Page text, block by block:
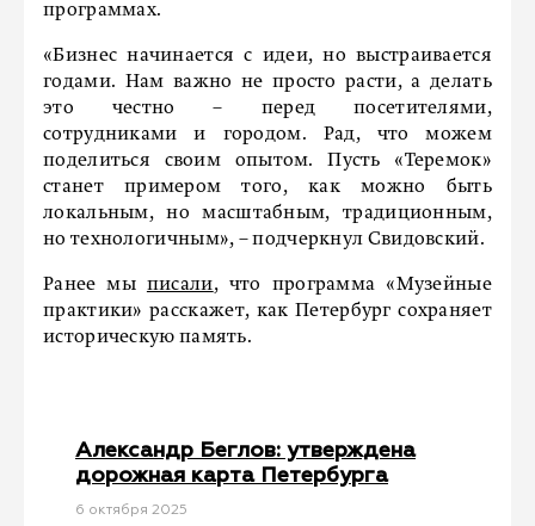
программах.
«Бизнес начинается с идеи, но выстраивается
годами. Нам важно не просто расти, а делать
это честно – перед посетителями,
сотрудниками и городом. Рад, что можем
поделиться своим опытом. Пусть «Теремок»
станет примером того, как можно быть
локальным, но масштабным, традиционным,
но технологичным», – подчеркнул Свидовский.
Ранее мы писали, что программа «Музейные
практики» расскажет, как Петербург сохраняет
историческую память.
Александр Беглов: утверждена
дорожная карта Петербурга
6 октября 2025